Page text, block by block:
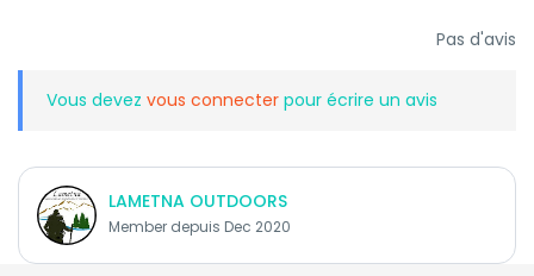
Pas d'avis
Vous devez vous connecter pour écrire un avis
LAMETNA OUTDOORS
Member depuis Dec 2020